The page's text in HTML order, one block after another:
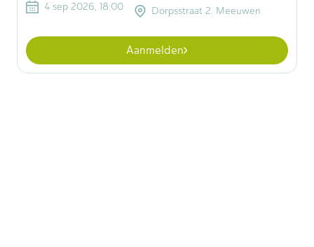
4 sep 2026, 18:00 Dorpsstraat 2. Meeuwen
Aanmelden